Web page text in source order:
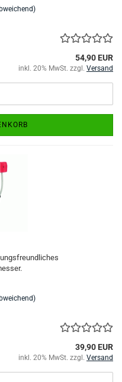
54,90 EUR
inkl. 20% MwSt. zzgl. Versand
39,90 EUR
inkl. 20% MwSt. zzgl. Versand